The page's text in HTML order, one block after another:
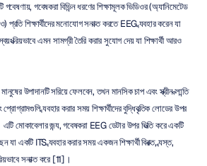
গবেষকরা বিভিন্ন ধরণের শিক্ষামূলক ভিডিওর (অ্যানিমেটেড
প্রতি শিক্ষার্থীদের মনোযোগ সনাক্ত করতে EEG ব্যবহার করেন যা
এমন সামগ্রী তৈরি করার সুযোগ দেয় যা শিক্ষার্থী আরও
উপাদানটি সরিয়ে ফেলবেন, তখন মানসিক চাপ এবং স্ক্রীন ক্লান্তি
ব্যবহার করার সময় শিক্ষার্থীদের বুদ্ধিবৃত্তিক লোডের উপর
মোকাবেলার জন্য, গবেষকরা EEG ডেটার উপর ভিত্তি করে একটি
যা একটি ITS ব্যবহার করার সময় একজন শিক্ষার্থী বিরক্ত, ব্যস্ত,
সনাক্ত করে [11]।